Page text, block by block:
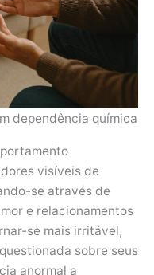
dependência química
visíveis de
se através de
e relacionamentos
se mais irritável,
sobre seus
anormal a